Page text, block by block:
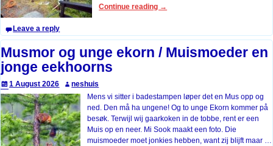
Continue reading →
Leave a reply
Musmor og unge ekorn / Muismoeder en
jonge eekhoorns
1 August 2026
neshuis
Mens vi sitter i badestampen løper det en Mus opp og
ned. Den må ha ungene! Og to unge Ekorn kommer på
besøk. Terwijl wij gaarkoken in de tobbe, rent er een
Muis op en neer. Mi Sook maakt een foto. Die
muismoeder moet jonkies hebben, want zij blijft maar …